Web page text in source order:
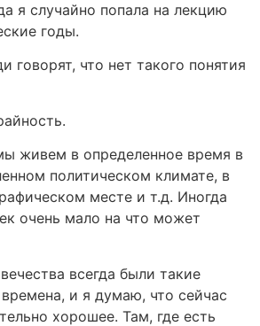
я случайно попала на лекцию
годы.
что нет такого понятия
живем в определенное время в
политическом климате, в
месте и т.д. Иногда
очень мало на что может
всегда были такие
и я думаю, что сейчас
хорошее. Там, где есть